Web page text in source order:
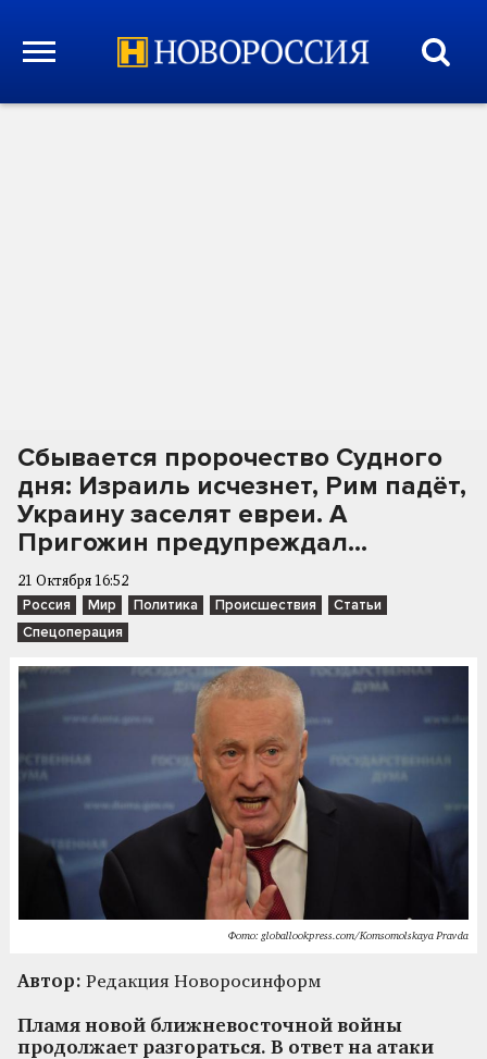
Сбывается пророчество Судного
дня: Израиль исчезнет, Рим падёт,
Украину заселят евреи. А
Пригожин предупреждал...
21 Октября 16:52
Россия Мир Политика Происшествия
Статьи
Спецоперация
Фото: globallookpress.com/Komsomolskaya Pravda
Автор: Редакция Новоросинформ
Пламя новой ближневосточной войны
продолжает разгораться. В ответ на атаки